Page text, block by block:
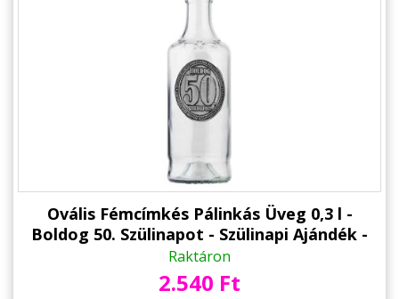
Ovális Fémcímkés Pálinkás Üveg 0,3 l -
Boldog 50. Szülinapot - Szülinapi Ajándék -
Ajándék 50. Születésnapra
Raktáron
2.540 Ft